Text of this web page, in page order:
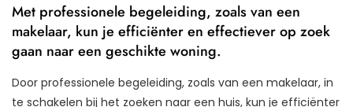
Met professionele begeleiding, zoals van een
makelaar, kun je efficiënter en effectiever op zoek
gaan naar een geschikte woning.
Door professionele begeleiding, zoals van een makelaar, in
te schakelen bij het zoeken naar een huis, kun je efficiënter